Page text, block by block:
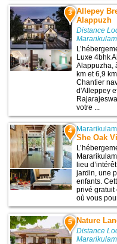
3 Allepey
Alappuzh
Distance
Luxe 4bhk
Alappuzha,
km et 6,9
Chantier
d'Alleppey
votre ...
4 Mararikulam
She Oak
lieu
jardin, une
enfants.
privé gratuit
où vous
5 Nature
Distance